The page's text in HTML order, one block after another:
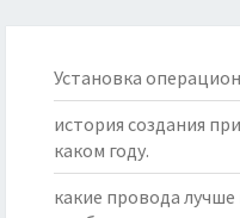
Установка
история создания
каком году.
какие провода лучше